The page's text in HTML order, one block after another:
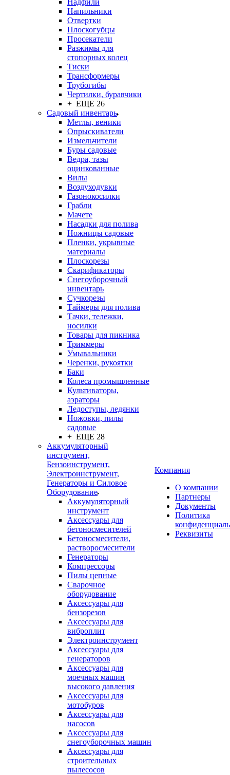
Надфили
Напильники
Отвертки
Плоскогубцы
Просекатели
Разжимы для
стопорных колец
Тиски
Трансформеры
Трубогибы
Чертилки, буравчики
+ ЕЩЕ 26
Садовый инвентарь
Метлы, веники
Опрыскиватели
Измельчители
Буры садовые
Ведра, тазы
оцинкованные
Вилы
Воздуходувки
Газонокосилки
Грабли
Мачете
Насадки для полива
Ножницы садовые
Пленки, укрывные
материалы
Плоскорезы
Скарификаторы
Снегоуборочный
инвентарь
Сучкорезы
Таймеры для полива
Тачки, тележки,
носилки
Товары для пикника
Триммеры
Умывальники
Черенки, рукоятки
Баки
Колеса промышленные
Культиваторы,
аэраторы
Ледоступы, ледянки
Ножовки, пилы
садовые
+ ЕЩЕ 28
Аккумуляторный
инструмент,
Бензоинструмент,
Электроинструмент,
Генераторы и Силовое
Оборудование
Аккумуляторный
инструмент
Аксессуары для
бетоносмесителей
Бетоносмесители,
растворосмесители
Генераторы
Компрессоры
Пилы цепные
Сварочное
оборудование
Аксессуары для
бензорезов
Аксессуары для
виброплит
Электроинструмент
Аксессуары для
генераторов
Аксессуары для
моечных машин
высокого давления
Аксессуары для
мотобуров
Аксессуары для
насосов
Аксессуары для
снегоуборочных машин
Аксессуары для
строительных
пылесосов
Компания
О компании
Партнеры
Документы
Политика
Реквизиты